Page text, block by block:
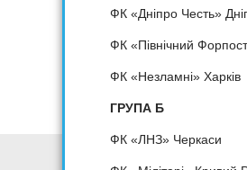
ФК «Дніпро Честь»
ФК «Північний
ФК «Незламні» Харків
ГРУПА Б
ФК «ЛНЗ» Черкаси